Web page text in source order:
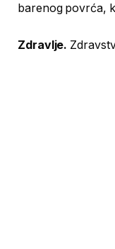
barenog povrća,
Zdravlje.